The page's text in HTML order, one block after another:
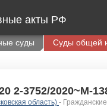
акты РФ
суды Суды общей
2-3752/2020~М-
область) -